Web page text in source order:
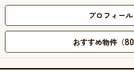
プロフィール
おすすめ物件（80